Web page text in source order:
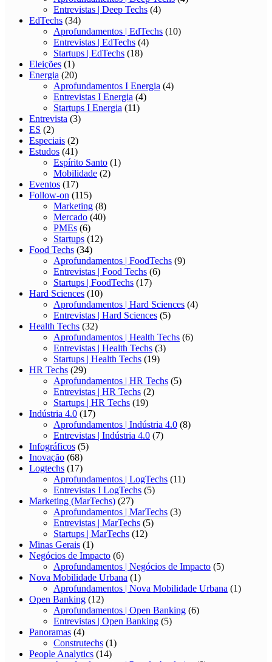
Entrevistas | Deep Techs (4)
EdTechs (34)
Aprofundamentos | EdTechs (10)
Entrevistas | EdTechs (4)
Startups | EdTechs (18)
Eleições (1)
Energia (20)
Aprofundamentos I Energia (4)
Entrevistas I Energia (4)
Startups I Energia (11)
Entrevista (3)
ES (2)
Especiais (2)
Estudos (41)
Espírito Santo (1)
Mobilidade (2)
Eventos (17)
Follow-on (115)
Marketing (8)
Mercado (40)
PMEs (6)
Startups (12)
Food Techs (34)
Aprofundamentos | FoodTechs (9)
Entrevistas | Food Techs (6)
Startups | FoodTechs (17)
Hard Sciences (10)
Aprofundamentos | Hard Sciences (4)
Entrevistas | Hard Sciences (5)
Health Techs (32)
Aprofundamentos | Health Techs (6)
Entrevistas | Health Techs (3)
Startups | Health Techs (19)
HR Techs (29)
Aprofundamentos | HR Techs (5)
Entrevistas | HR Techs (2)
Startups | HR Techs (19)
Indústria 4.0 (17)
Aprofundamentos | Indústria 4.0 (8)
Entrevistas | Indústria 4.0 (7)
Infográficos (5)
Inovação (68)
Logtechs (17)
Aprofundamentos | LogTechs (11)
Entrevistas I LogTechs (5)
Marketing (MarTechs) (27)
Aprofundamentos | MarTechs (3)
Entrevistas | MarTechs (5)
Startups | MarTechs (12)
Minas Gerais (1)
Negócios de Impacto (6)
Aprofundamentos | Negócios de Impacto (5)
Nova Mobilidade Urbana (1)
Aprofundamentos | Nova Mobilidade Urbana (1)
Open Banking (12)
Aprofundamentos | Open Banking (6)
Entrevistas | Open Banking (5)
Panoramas (4)
Construtechs (1)
People Analytics (14)